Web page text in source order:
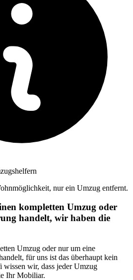
nur ein Umzug entfernt.
kompletten Umzug oder
handelt, wir haben die
Umzug oder nur um eine
für uns ist das überhaupt kein
wir, dass jeder Umzug
Ihr Mobiliar.